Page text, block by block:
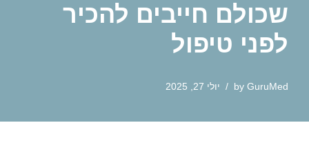
שכולם חייבים להכיר
לפני טיפול
by GuruMed יולי 27, 2025